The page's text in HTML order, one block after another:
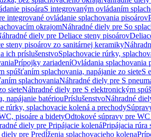
pisoáraS integrovaným ovládaním
integrované ovládanie splachovania pisoárov
okrajomNáhradné diely pre So
diely pre Deliace steny pisoárov
steny pisoárov zo sanitárnej keramiky
ich príslušenstvoSplachovacie rúrky,
Prípojky zariadeníOvládania splachovania
spúšťaním splachovania, napájanie zo sieteS
splachovaniaNáhradné diely pre S
sieteNáhradné diely pre S elektronickým
napájanie batériouPríslušenstvoNáhradné
rúrky, splachovacie kolená a prechody
pisoáre a bidetyOdtokové súpravy pre
diely pre Pripájacie kolenáPripájacia rúra
pre Predĺženia splachovacieho kolena